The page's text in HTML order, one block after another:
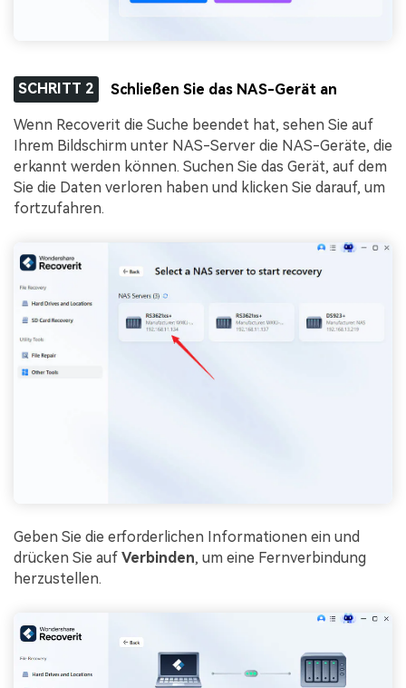
SCHRITT 2 Schließen Sie das NAS-Gerät an
Wenn Recoverit die Suche beendet hat, sehen Sie auf
Ihrem Bildschirm unter NAS-Server die NAS-Geräte, die
erkannt werden können. Suchen Sie das Gerät, auf dem
Sie die Daten verloren haben und klicken Sie darauf, um
fortzufahren.
Geben Sie die erforderlichen Informationen ein und
drücken Sie auf Verbinden, um eine Fernverbindung
herzustellen.